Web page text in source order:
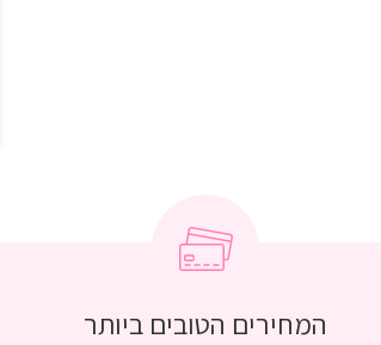
המחירים הטובים ביותר